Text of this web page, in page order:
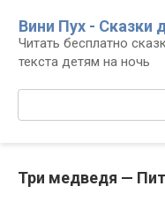
контенту
Вини Пух - Сказки
Читать бесплатно
текста детям на ночь
Три медведя —